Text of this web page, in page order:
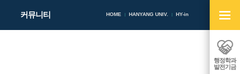
HOME HANYANG UNIV. HY-in
커뮤니티
닫
행정학과
발전기금